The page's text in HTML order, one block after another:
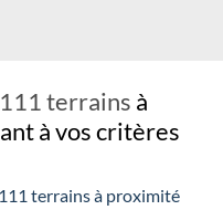
111 terrains à
à vos critères
111 terrains à proximité